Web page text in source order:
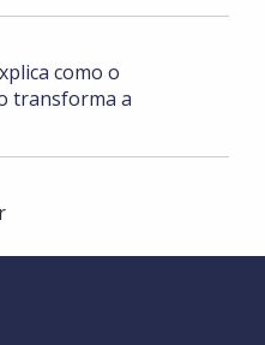
como o
transforma a